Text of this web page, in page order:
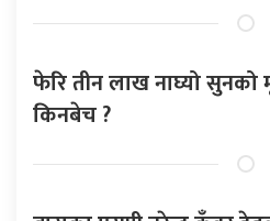
फेरि तीन लाख नाघ्यो
किनबेच ?